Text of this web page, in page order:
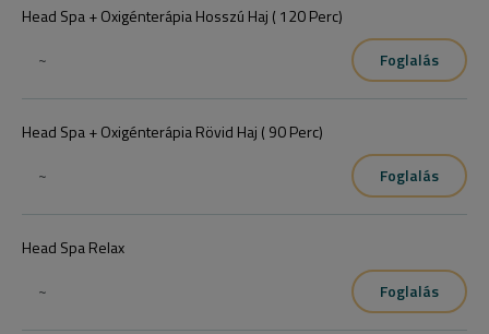
Head Spa + Oxigénterápia Hosszú Haj ( 120 Perc)
~
Foglalás
Head Spa + Oxigénterápia Rövid Haj ( 90 Perc)
~
Foglalás
Head Spa Relax
~
Foglalás